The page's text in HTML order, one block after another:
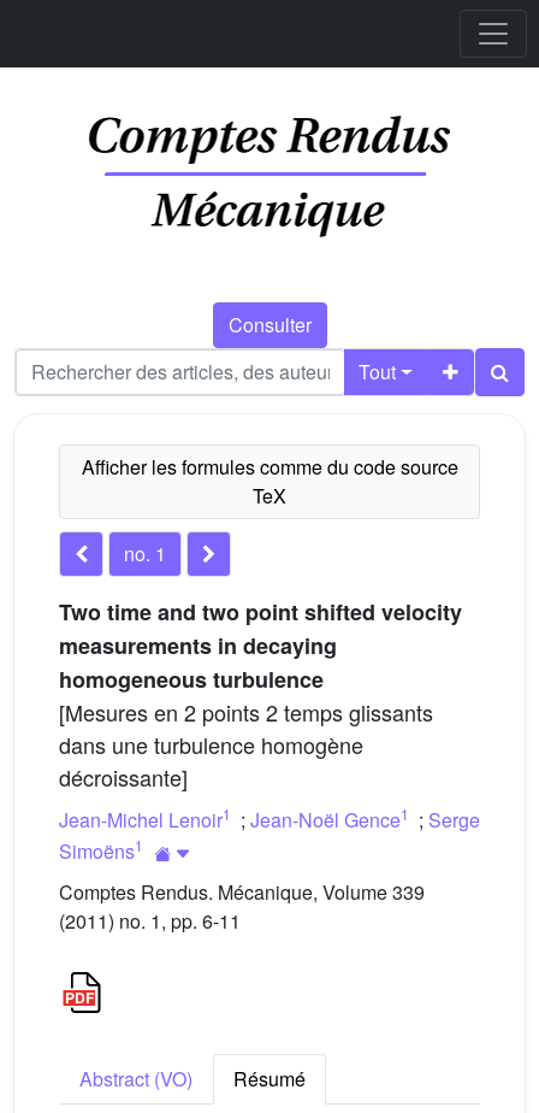
Consulter
Tout
no. 1
Two time and two point shifted velocity
measurements in decaying
homogeneous turbulence
[Mesures en 2 points 2 temps glissants
dans une turbulence homogène
décroissante]
Jean-Michel Lenoir1 ; Jean-Noël Gence1 ; Serge
Simoëns1
Comptes Rendus. Mécanique, Volume 339
(2011) no. 1, pp. 6-11
Abstract (VO)
Résumé